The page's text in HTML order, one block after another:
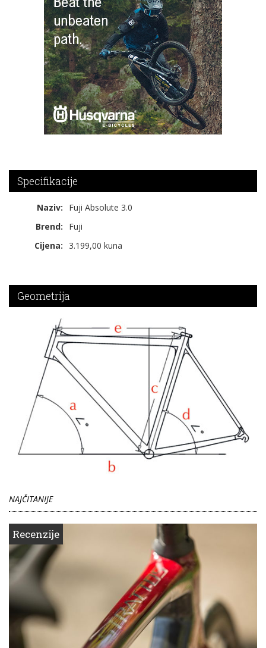
Specifikacije
Naziv:
Fuji Absolute 3.0
Brend:
Fuji
Cijena:
3.199,00 kuna
Geometrija
NAJČITANIJE
Recenzije